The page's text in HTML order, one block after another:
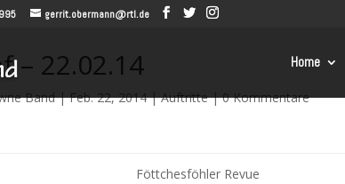
gerrit.obermann@rtl.de
Home
– 22.02.14
Band|Feb. 22, 2014|Auftritte|0 Kommentare
Föttchesföhler Revue